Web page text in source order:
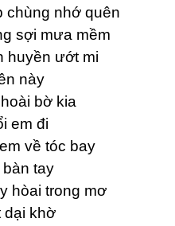
chùng nhớ quên
sợi mưa mềm
huyền ướt mi
này
bờ kia
em đi
về tóc bay
tay
hòai trong mơ
dại khờ